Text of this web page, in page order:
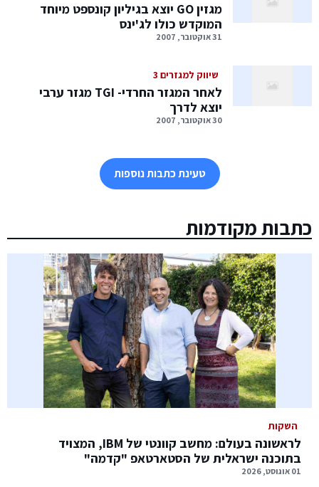
מגזין GO יוצא בגיליון קונספט מיוחד
המוקדש כולו לג'ינס
31 אוקטובר, 2007
שיווק למגזרים 3
לאחר המגזר החרדי- TGI מגזר ערבי
יוצא לדרך
30 אוקטובר, 2007
טעינת כתבות נוספות
כתבות מקודמות
השקות
לראשונה בעולם: מחשב קוונטי של IBM, המצויד
בתוכנה ישראלית של הסטארטאפ "קדמה"
01 אוגוסט, 2026